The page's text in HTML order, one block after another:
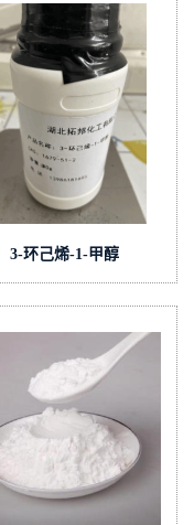
3-环己烯-1-甲醇